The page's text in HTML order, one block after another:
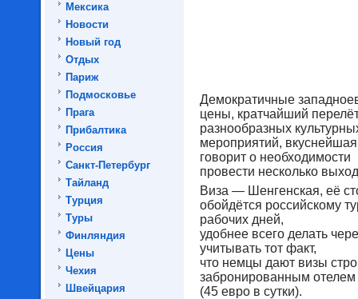
Мексика
Новости
Новый год
Отдых
Париж
Подмосковье
Прага
Прибалтика
Россия
Санкт-Петербург
Тайланд
Турция
Туры
Финляндия
Цены
Чехия
Швейцария
Демократичные
цены, кратчайший
разнообразных
мероприятий,
говорит о необходимости
провести несколько
Виза — Шенгенская, её
обойдётся российскому
рабочих дней,
удобнее всего делать
учитывать тот факт,
что немцы дают визы
забронированным отелем
(45 евро в сутки).